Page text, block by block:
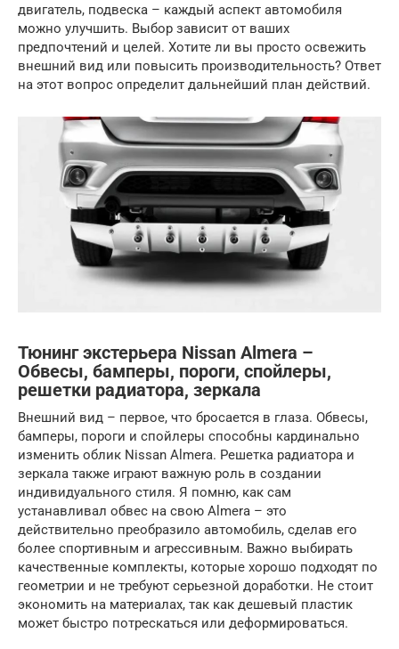
двигатель, подвеска – каждый аспект автомобиля
можно улучшить. Выбор зависит от ваших
предпочтений и целей. Хотите ли вы просто освежить
внешний вид или повысить производительность? Ответ
на этот вопрос определит дальнейший план действий.
Тюнинг экстерьера Nissan Almera –
Обвесы, бамперы, пороги, спойлеры,
решетки радиатора, зеркала
Внешний вид – первое, что бросается в глаза. Обвесы,
бамперы, пороги и спойлеры способны кардинально
изменить облик Nissan Almera. Решетка радиатора и
зеркала также играют важную роль в создании
индивидуального стиля. Я помню, как сам
устанавливал обвес на свою Almera – это
действительно преобразило автомобиль, сделав его
более спортивным и агрессивным. Важно выбирать
качественные комплекты, которые хорошо подходят по
геометрии и не требуют серьезной доработки. Не стоит
экономить на материалах, так как дешевый пластик
может быстро потрескаться или деформироваться.